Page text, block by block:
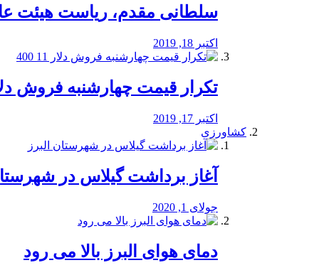
سلطانی مقدم، ریاست هیئت
اکتبر 18, 2019
تکرار قیمت چهارشنبه فروش دلار 11
اکتبر 17, 2019
کشاورزی
آغاز برداشت گیلاس در
جولای 1, 2020
دمای هوای البرز بالا می رود